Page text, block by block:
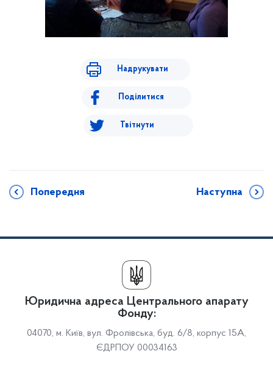
Надрукувати
Поділитися
Твітнути
Попередня Наступна
Юридична адреса Центрального апарату
Фонду:
04070, м. Київ, вул. Фролівська, буд. 6/8, корпус 15А,
ЄДРПОУ 00034163